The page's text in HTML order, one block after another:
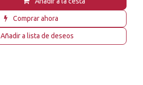
Comprar ahora
Añadir a lista de deseos